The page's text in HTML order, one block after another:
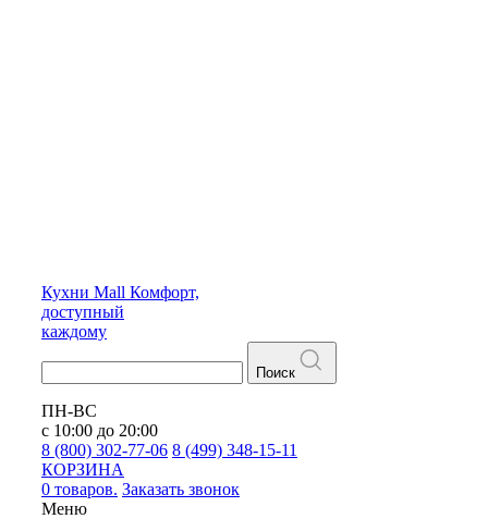
Кухни Mall Комфорт,
доступный
каждому
Поиск
ПН-ВС
с 10:00 до 20:00
8 (800) 302-77-06 8 (499) 348-15-11
КОРЗИНА
0 товаров. Заказать звонок
Меню